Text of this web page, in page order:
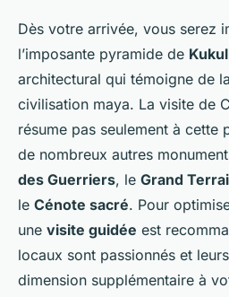
Dès votre arrivée, vous serez
l’imposante pyramide de
architectural qui témoigne de
civilisation maya. La visite de
résume pas seulement à cette
de nombreux autres
des Guerriers, le Grand
le Cénote sacré. Pour
une visite guidée est
locaux sont passionnés et
dimension supplémentaire à